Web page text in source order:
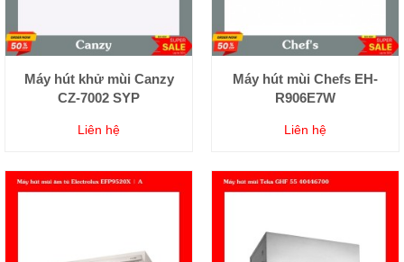
Máy hút khử mùi Canzy
CZ-7002 SYP
Liên hệ
Máy hút mùi Chefs EH-
R906E7W
Liên hệ